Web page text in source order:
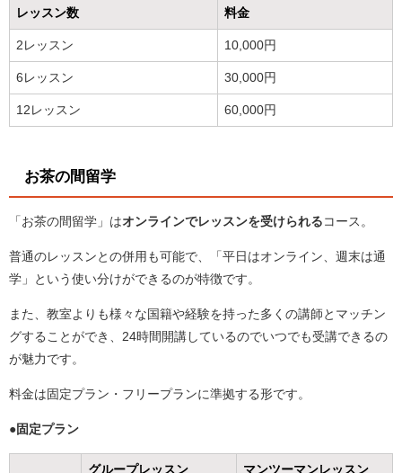
レッスン数 料金
2レッスン 10,000円
6レッスン 30,000円
12レッスン 60,000円
お茶の間留学
「お茶の間留学」はオンラインでレッスンを受けられる コース。
普通のレッスンとの併用も可能で、「平日はオンライン、週末は通
学」という使い分けができるのが特徴です。
また、教室よりも様々な国籍や経験を持った多くの講師とマッチン
グすることができ、24時間開講しているのでいつでも受講できるの
が魅力です。
料金は固定プラン・フリープランに準拠する形です。
●固定プラン
グループレッスン マンツーマンレッスン